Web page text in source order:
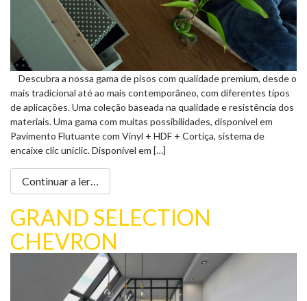
Descubra a nossa gama de pisos com qualidade premium, desde o
mais tradicional até ao mais contemporâneo, com diferentes tipos
de aplicações. Uma coleção baseada na qualidade e resistência dos
materiais. Uma gama com muitas possibilidades, disponível em
Pavimento Flutuante com Vinyl + HDF + Cortiça, sistema de
encaixe clic uniclic. Disponível em […]
Continuar a ler…
GRAND SELECTION
CHEVRON